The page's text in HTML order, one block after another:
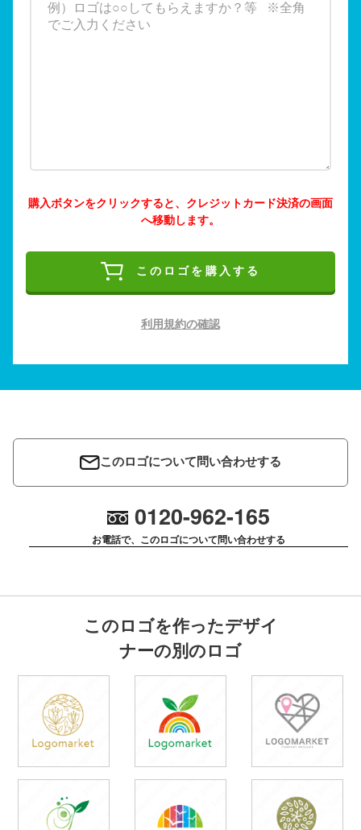
購入ボタンをクリックすると、クレジットカード決済の画面
へ移動します。
このロゴを購入する
利用規約の確認
このロゴについて問い合わせする
0120-962-165
お電話で、このロゴについて問い合わせする
このロゴを作ったデザイ
ナーの別のロゴ